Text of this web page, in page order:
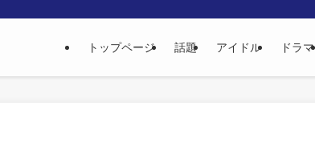
トップページ 話題 アイドル ドラマ